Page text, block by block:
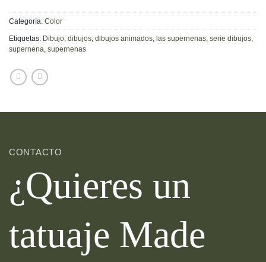
Categoría: Color
Etiquetas: Dibujo dibujos dibujos animados las supernenas serie dibujos
supernena supernenas
CONTACTO
¿Quieres un
tatuaje Made